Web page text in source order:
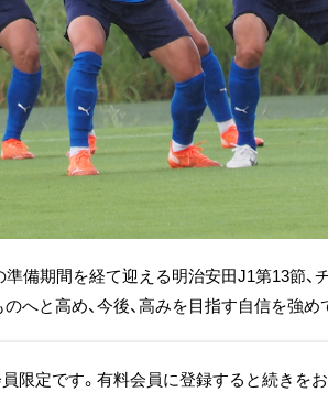
備期間を経て迎える明治安田J1第13節、
と高め、今後、高みを目指す自信を強めて
限定です。有料会員に登録すると続きを